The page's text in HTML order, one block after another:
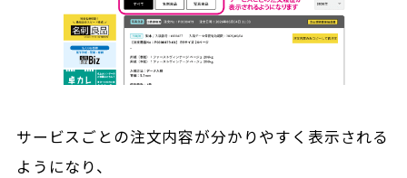
サービスごとの注文内容が分かりやすく表示される
ようになり、